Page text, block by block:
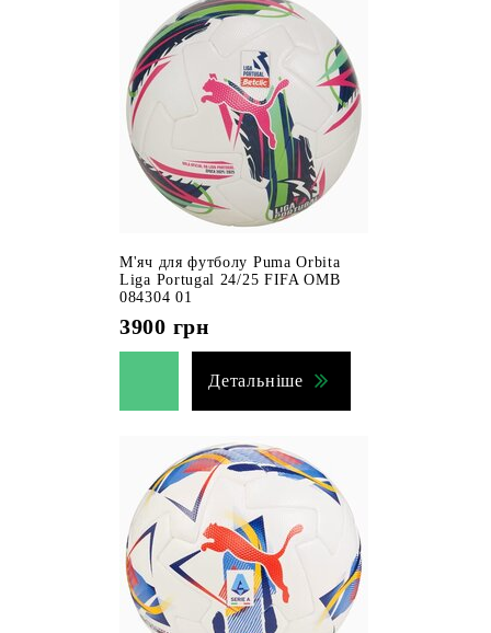
М'яч для футболу Puma Orbita
Liga Portugal 24/25 FIFA OMB
084304 01
3900 грн
Детальніше